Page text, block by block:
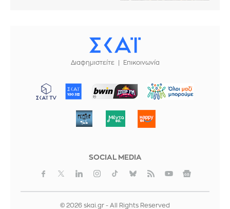
Διαφημιστείτε Επικοινωνία
ΜΠΟΡΟΥΜΕ
SOCIAL MEDIA
© 2026 skai.gr - All Rights Reserved